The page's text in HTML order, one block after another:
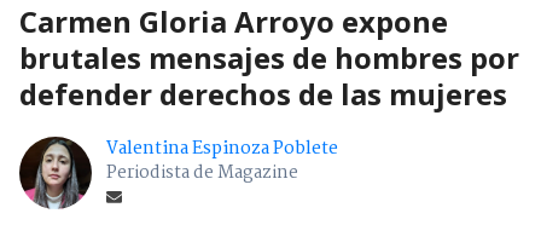
Carmen Gloria Arroyo expone
brutales mensajes de hombres por
defender derechos de las mujeres
Valentina Espinoza Poblete
Periodista de Magazine